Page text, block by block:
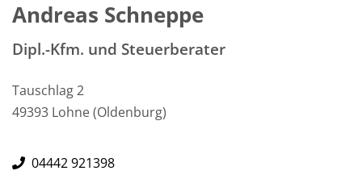
Andreas Schneppe
Dipl.-Kfm. und Steuerberater
Tauschlag 2
49393 Lohne (Oldenburg)
04442 921398